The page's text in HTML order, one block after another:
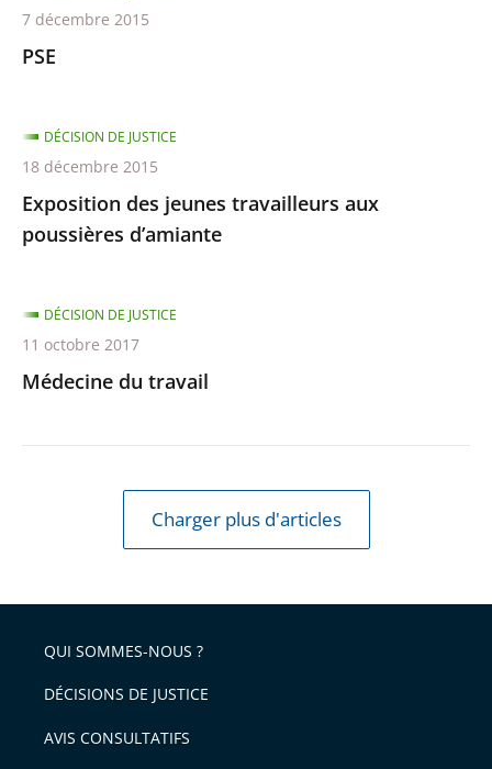
PSE
7 décembre 2015
Exposition des jeunes travailleurs aux
poussières d’amiante
DÉCISION DE JUSTICE
18 décembre 2015
Médecine du travail
DÉCISION DE JUSTICE
11 octobre 2017
Charger plus d'articles
QUI SOMMES-NOUS ?
DÉCISIONS DE JUSTICE
AVIS CONSULTATIFS